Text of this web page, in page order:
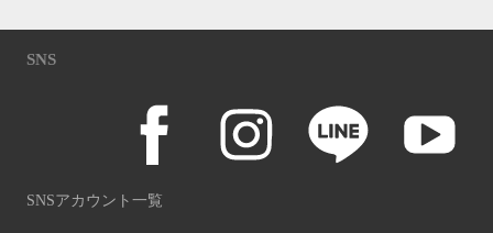
SNS
SNSアカウント一覧